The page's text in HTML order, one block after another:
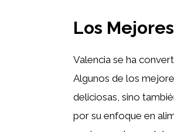
Los
Valencia se ha
Algunos de los
deliciosas, sino
por su enfoque en